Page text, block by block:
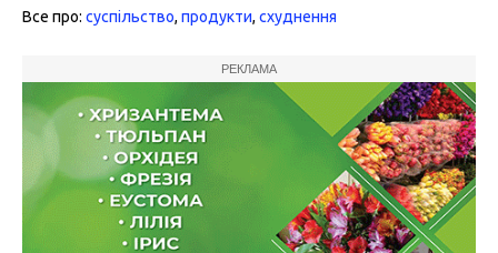
Все про: суспільство, продукти, схуднення
РЕКЛАМА